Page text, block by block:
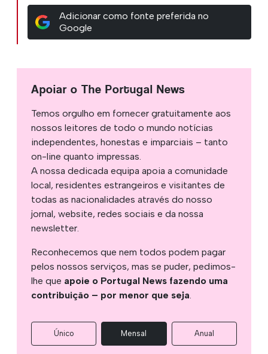
Adicionar como fonte preferida no
Google
Apoiar o The Portugal News
Temos orgulho em fornecer gratuitamente aos
nossos leitores de todo o mundo notícias
independentes, honestas e imparciais – tanto
on-line quanto impressas.
A nossa dedicada equipa apoia a comunidade
local, residentes estrangeiros e visitantes de
todas as nacionalidades através do nosso
jornal, website, redes sociais e da nossa
newsletter.
Reconhecemos que nem todos podem pagar
pelos nossos serviços, mas se puder, pedimos-
lhe que apoie o Portugal News fazendo uma
contribuição – por menor que seja.
Único Mensal Anual